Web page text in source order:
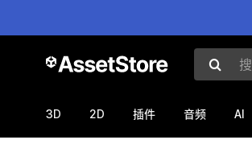
搜索资源
3D 2D 插件 音频 AI